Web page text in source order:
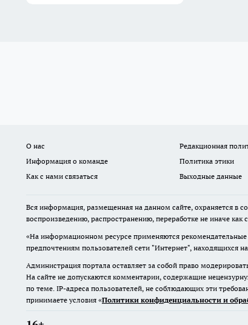
О нас Редакционная
Информация о команде
Политика этики
Как с нами связаться
Выходные данные
Вся информация, размещенная на данном сайте, охраняется в
воспроизведению, распространению, переработке не иначе
«На информационном ресурсе применяются
предпочтениям пользователей сети "Интернет", находящихся
Администрация портала оставляет за собой право
На сайте не допускаются комментарии, содержащие
по теме. IP-адреса пользователей, не соблюдающих эти
принимаете условия «Политики конфиденциальности и